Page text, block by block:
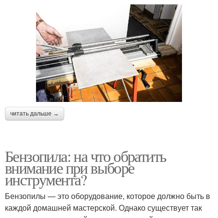
читать дальше →
Бензопила: на что обратить
внимание при выборе
инструмента?
Бензопилы — это оборудование, которое должно быть в
каждой домашней мастерской. Однако существует так